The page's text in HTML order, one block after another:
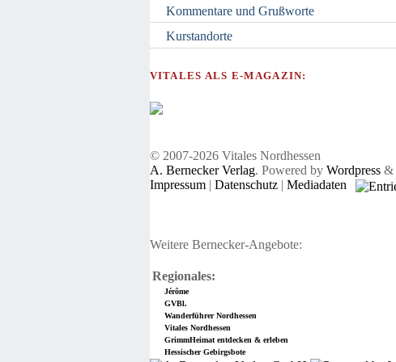
Kommentare und Grußworte
Kurstandorte
VITALES ALS E-MAGAZIN:
© 2007-2026 Vitales Nordhessen
A. Bernecker Verlag. Powered by Wordpress&
Impressum| Datenschutz| Mediadaten
Weitere Bernecker-Angebote:
Regionales:
Jérôme
GVBl.
Wanderführer Nordhessen
Vitales Nordhessen
GrimmHeimat entdecken & erleben
Hessischer Gebirgsbote